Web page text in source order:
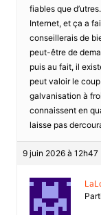
fiables que
Internet, et ça a
conseillerais de
peut-être de
puis au fait, il
peut valoir le
galvanisation à
connaissent en
laisse pas
9 juin 2026 à 12h47